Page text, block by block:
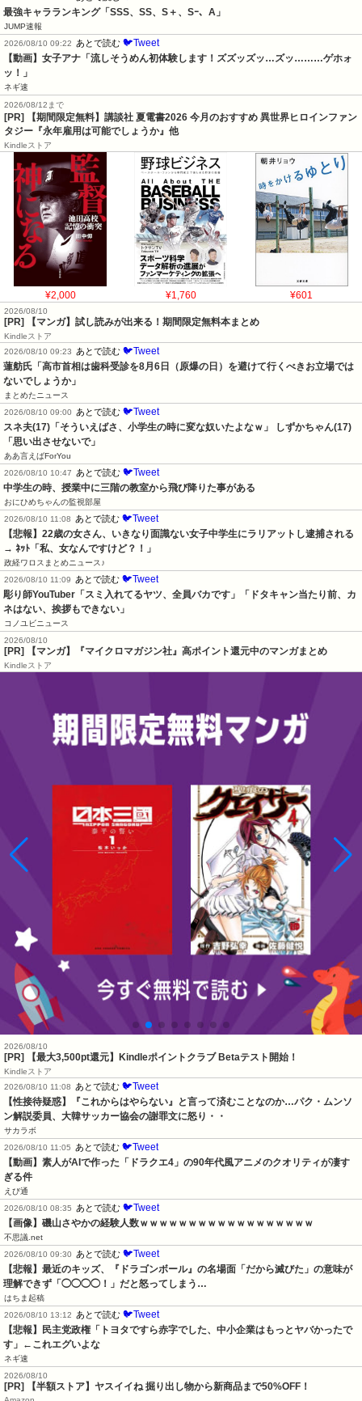
最強キャラランキング「SSS、SS、S＋、Sｰ、A」
JUMP速報
2026/08/10 09:22
あとで読む 🐦Tweet
【動画】女子アナ「流しそうめん初体験します！ズズッズッ…ズッ………ゲホォ
ッ！」
ネギ速
2026/08/12まで
[PR] 【期間限定無料】講談社 夏電書2026 今月のおすすめ 異世界ヒロインファン
タジー『永年雇用は可能でしょうか』他
Kindleストア
¥2,000 ¥1,760 ¥601
2026/08/10
[PR] 【マンガ】試し読みが出来る！期間限定無料本まとめ
Kindleストア
2026/08/10 09:23
あとで読む 🐦Tweet
蓮舫氏「高市首相は歯科受診を8月6日（原爆の日）を避けて行くべきお立場では
ないでしょうか」
まとめたニュース
2026/08/10 09:00
あとで読む 🐦Tweet
スネ夫(17)「そういえばさ、小学生の時に変な奴いたよなｗ」 しずかちゃん(17)
「思い出させないで」
ああ言えばForYou
2026/08/10 10:47
あとで読む 🐦Tweet
中学生の時、授業中に三階の教室から飛び降りた事がある
おにひめちゃんの監視部屋
2026/08/10 11:08
あとで読む 🐦Tweet
【悲報】22歳の女さん、いきなり面識ない女子中学生にラリアットし逮捕される
→ ﾈｯﾄ「私、女なんですけど？！」
政経ワロスまとめニュース♪
2026/08/10 11:09
あとで読む 🐦Tweet
彫り師YouTuber「スミ入れてるヤツ、全員バカです」「ドタキャン当たり前、カ
ネはない、挨拶もできない」
コノユビニュース
2026/08/10
[PR] 【マンガ】『マイクロマガジン社』高ポイント還元中のマンガまとめ
Kindleストア
2026/08/10
[PR] 【最大3,500pt還元】Kindleポイントクラブ Betaテスト開始！
Kindleストア
2026/08/10 11:08
あとで読む 🐦Tweet
【性接待疑惑】『これからはやらない』と言って済むことなのか…パク・ムンソ
ン解説委員、大韓サッカー協会の謝罪文に怒り・・
サカラボ
2026/08/10 11:05
あとで読む 🐦Tweet
【動画】素人がAIで作った「ドラクエ4」の90年代風アニメのクオリティが凄す
ぎる件
えび通
2026/08/10 08:35
あとで読む 🐦Tweet
【画像】磯山さやかの経験人数ｗｗｗｗｗｗｗｗｗｗｗｗｗｗｗｗｗｗ
不思議.net
2026/08/10 09:30
あとで読む 🐦Tweet
【悲報】最近のキッズ、『ドラゴンボール』の名場面「だから滅びた」の意味が
理解できず「◯◯◯◯！」だと怒ってしまう…
はちま起稿
2026/08/10 13:12
あとで読む 🐦Tweet
【悲報】民主党政権「トヨタですら赤字でした、中小企業はもっとヤバかったで
す」←これエグいよな
ネギ速
2026/08/10
[PR] 【半額ストア】ヤスイイね 掘り出し物から新商品まで50%OFF！